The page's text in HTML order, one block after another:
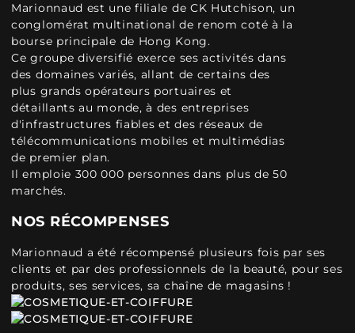
Marionnaud est une filiale de CK Hutchison, un
conglomérat multinational de renom coté à la
bourse principale de Hong Kong.
Ce groupe diversifié exerce ses activités dans
des domaines variés, allant de certains des
plus grands opérateurs portuaires et
détaillants au monde, à des entreprises
d'infrastructures fiables et des réseaux de
télécommunications mobiles et multimédias
de premier plan.
Il emploie 300 000 personnes dans plus de 50
marchés.
NOS RÉCOMPENSES
Marionnaud a été récompensé plusieurs fois par ses
clients et par des professionnels de la beauté, pour ses
produits, ses services, sa chaîne de magasins !